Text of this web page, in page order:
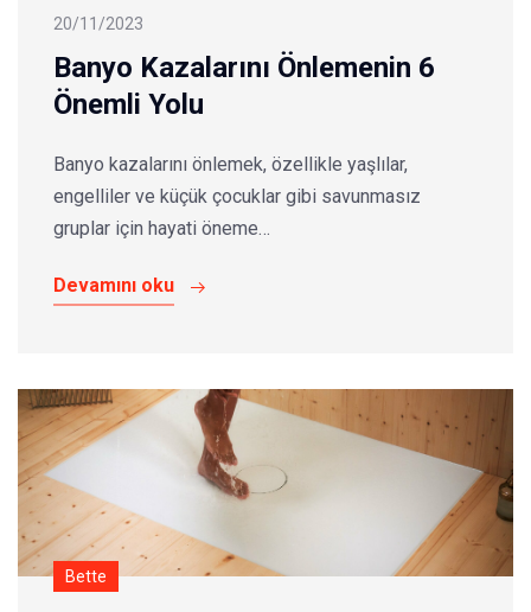
20/11/2023
Banyo Kazalarını Önlemenin 6
Önemli Yolu
Banyo kazalarını önlemek, özellikle yaşlılar,
engelliler ve küçük çocuklar gibi savunmasız
gruplar için hayati öneme…
Devamını oku
Bette